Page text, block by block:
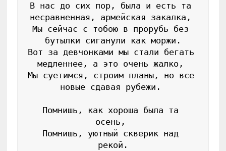
В нас до сих пор, была и есть та
несравненная, армейская закалка,
Мы сейчас с тобою в прорубь без
бутылки сиганули как моржи.
Вот за девчонками мы стали бегать
медленнее, а это очень жалко,
Мы суетимся, строим планы, но все
новые сдавая рубежи.
Помнишь, как хороша была та
осень,
Помнишь, уютный скверик над
рекой.